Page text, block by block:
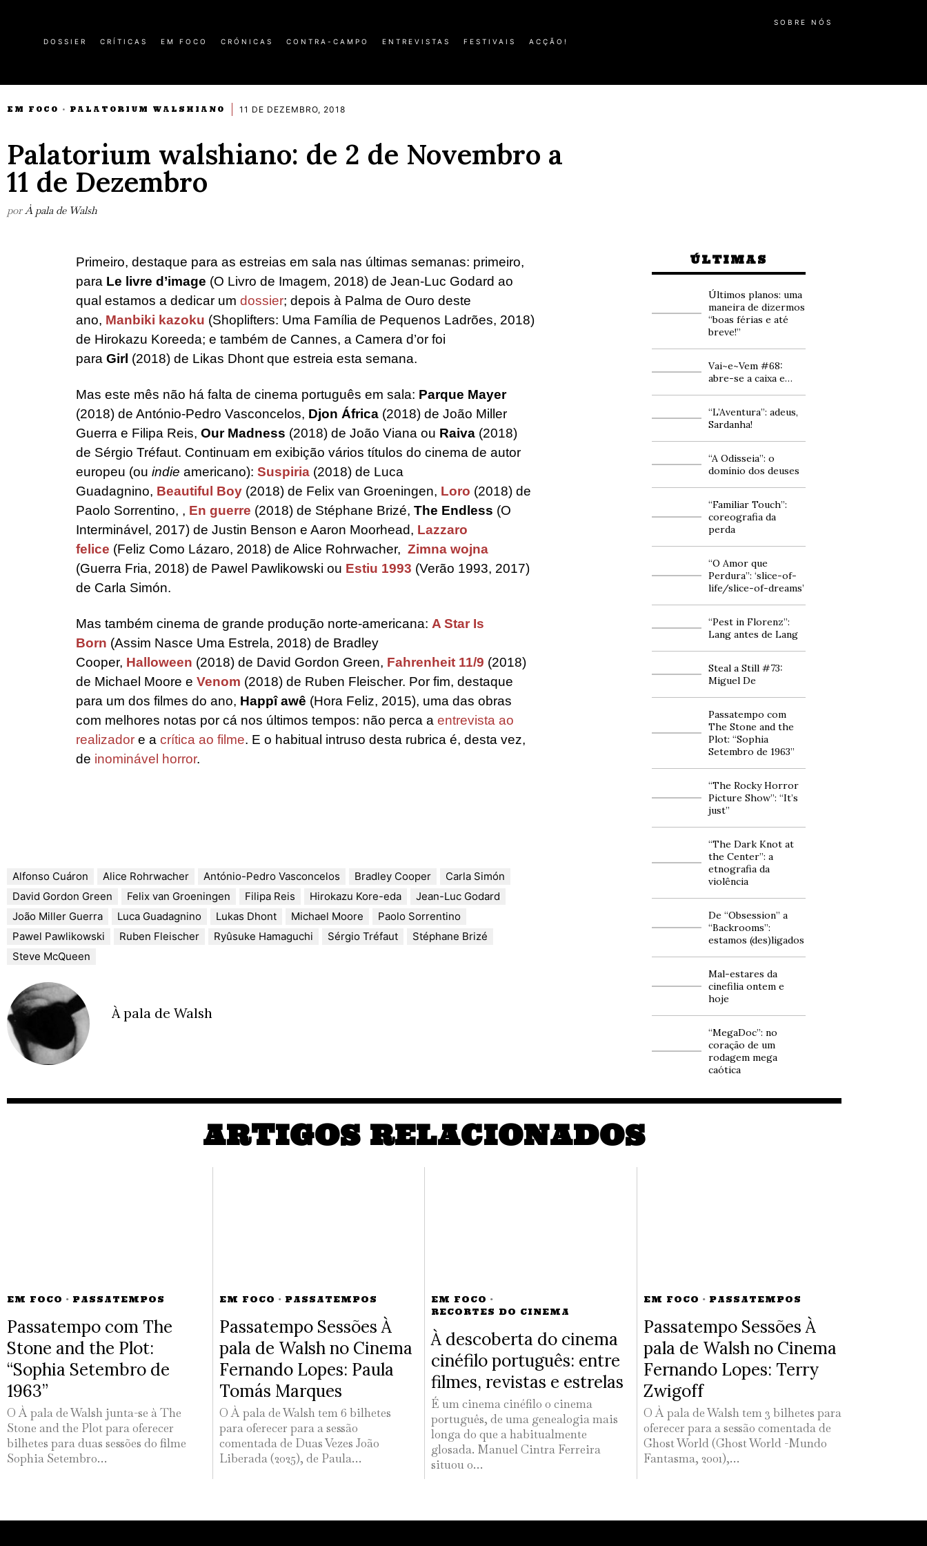
DOSSIER CRÍTICAS EM FOCO CRÓNICAS CONTRA-CAMPO ENTREVISTAS FESTIVAIS ACÇÃO!
SOBRE NÓS
EM FOCO · PALATORIUM WALSHIANO 11 DE DEZEMBRO, 2018
Palatorium walshiano: de 2 de Novembro a
11 de Dezembro
por À pala de Walsh
Primeiro, destaque para as estreias em sala nas últimas semanas: primeiro,
para Le livre d’image (O Livro de Imagem, 2018) de Jean-Luc Godard ao
qual estamos a dedicar um dossier; depois à Palma de Ouro deste
ano, Manbiki kazoku (Shoplifters: Uma Família de Pequenos Ladrões, 2018)
de Hirokazu Koreeda; e também de Cannes, a Camera d’or foi
para Girl (2018) de Likas Dhont que estreia esta semana.
Mas este mês não há falta de cinema português em sala: Parque Mayer
(2018) de António-Pedro Vasconcelos, Djon África (2018) de João Miller
Guerra e Filipa Reis, Our Madness (2018) de João Viana ou Raiva (2018)
de Sérgio Tréfaut. Continuam em exibição vários títulos do cinema de autor
europeu (ou indie americano): Suspiria (2018) de Luca
Guadagnino, Beautiful Boy (2018) de Felix van Groeningen, Loro (2018) de
Paolo Sorrentino, , En guerre (2018) de Stéphane Brizé, The Endless (O
Interminável, 2017) de Justin Benson e Aaron Moorhead, Lazzaro
felice (Feliz Como Lázaro, 2018) de Alice Rohrwacher, Zimna wojna
(Guerra Fria, 2018) de Pawel Pawlikowski ou Estiu 1993 (Verão 1993, 2017)
de Carla Simón.
Mas também cinema de grande produção norte-americana: A Star Is
Born (Assim Nasce Uma Estrela, 2018) de Bradley
Cooper, Halloween (2018) de David Gordon Green, Fahrenheit 11/9 (2018)
de Michael Moore e Venom (2018) de Ruben Fleischer. Por fim, destaque
para um dos filmes do ano, Happî awê (Hora Feliz, 2015), uma das obras
com melhores notas por cá nos últimos tempos: não perca a entrevista ao
realizador e a crítica ao filme. E o habitual intruso desta rubrica é, desta vez,
de inominável horror.
Alfonso Cuáron Alice Rohrwacher António-Pedro Vasconcelos Bradley Cooper
Carla Simón
David Gordon Green
Felix van Groeningen Filipa Reis Hirokazu Kore-eda
Jean-Luc Godard
João Miller Guerra
Luca Guadagnino Lukas Dhont Michael Moore
Paolo Sorrentino
Pawel Pawlikowski
Ruben Fleischer Ryûsuke Hamaguchi Sérgio Tréfaut
Stéphane Brizé
Steve McQueen
À pala de Walsh
ÚLTIMAS
Últimos planos: uma
maneira de dizermos
“boas férias e até
breve!”
Vai~e~Vem #68:
abre-se a caixa e…
“L’Aventura”: adeus,
Sardanha!
“A Odisseia”: o
domínio dos deuses
“Familiar Touch”:
coreografia da
perda
“O Amor que
Perdura”: ‘slice-of-
life/slice-of-dreams’
“Pest in Florenz”:
Lang antes de Lang
Steal a Still #73:
Miguel De
Passatempo com
The Stone and the
Plot: “Sophia
Setembro de 1963”
“The Rocky Horror
Picture Show”: “It’s
just”
“The Dark Knot at
the Center”: a
etnografia da
violência
De “Obsession” a
“Backrooms”:
estamos (des)ligados
Mal-estares da
cinefilia ontem e
hoje
“MegaDoc”: no
coração de um
rodagem mega
caótica
ARTIGOS RELACIONADOS
EM FOCO · PASSATEMPOS
Passatempo com The
Stone and the Plot:
“Sophia Setembro de
1963”
O À pala de Walsh junta-se à The
Stone and the Plot para oferecer
bilhetes para duas sessões do filme
Sophia Setembro…
EM FOCO · PASSATEMPOS
Passatempo Sessões À
pala de Walsh no Cinema
Fernando Lopes: Paula
Tomás Marques
O À pala de Walsh tem 6 bilhetes
para oferecer para a sessão
comentada de Duas Vezes João
Liberada (2025), de Paula…
EM FOCO ·
RECORTES DO CINEMA
À descoberta do cinema
cinéfilo português: entre
filmes, revistas e estrelas
É um cinema cinéfilo o cinema
português, de uma genealogia mais
longa do que a habitualmente
glosada. Manuel Cintra Ferreira
situou o…
EM FOCO · PASSATEMPOS
Passatempo Sessões À
pala de Walsh no Cinema
Fernando Lopes: Terry
Zwigoff
O À pala de Walsh tem 3 bilhetes para
oferecer para a sessão comentada de
Ghost World (Ghost World -Mundo
Fantasma, 2001),…